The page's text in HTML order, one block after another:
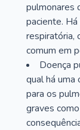
pulmonares
paciente.
respiratória,
comum em
Doença
qual há uma
para os
graves